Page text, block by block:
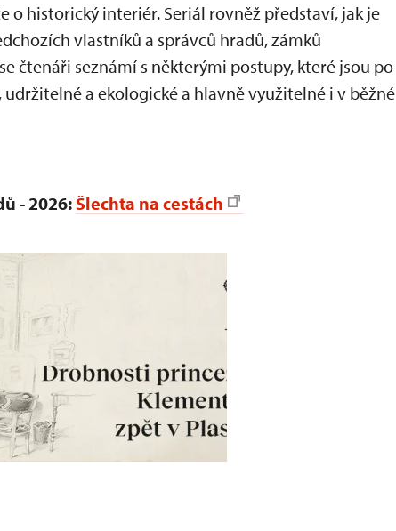
o historický interiér. Seriál rovněž představí, jak je
vlastníků a správců hradů, zámků
čtenáři seznámí s některými postupy, které jsou po
a ekologické a hlavně využitelné i v běžné
- 2026: Šlechta na cestách